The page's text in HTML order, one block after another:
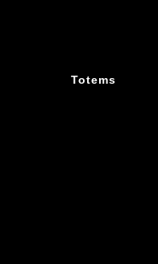
Totems